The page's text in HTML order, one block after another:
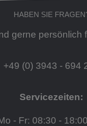
HABEN SIE
gerne persönlich
+49 (0) 3943 - 694
Servicezeiten:
- Fr: 08:30 -